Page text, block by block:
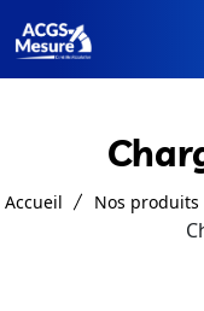
Nos Produits
Accueil Nos produits